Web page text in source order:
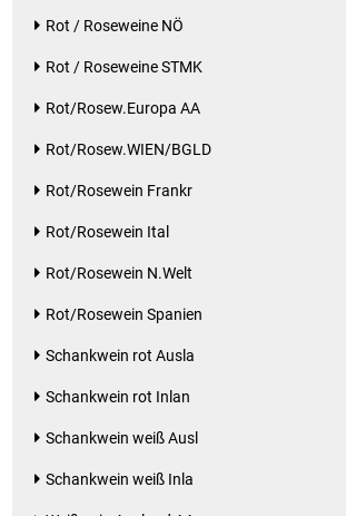
Rot / Roseweine NÖ
Rot / Roseweine STMK
Rot/Rosew.Europa AA
Rot/Rosew.WIEN/BGLD
Rot/Rosewein Frankr
Rot/Rosewein Ital
Rot/Rosewein N.Welt
Rot/Rosewein Spanien
Schankwein rot Ausla
Schankwein rot Inlan
Schankwein weiß Ausl
Schankwein weiß Inla